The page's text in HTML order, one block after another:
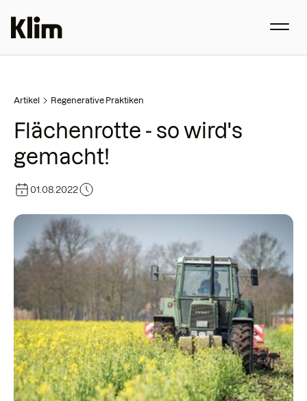
Artikel Regenerative Praktiken
Flächenrotte - so wird's
gemacht!
01.08.2022